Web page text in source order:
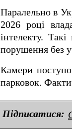
Паралельно в
2026 році
інтелекту.
порушення без
Камери
парковок.
Підписатися: